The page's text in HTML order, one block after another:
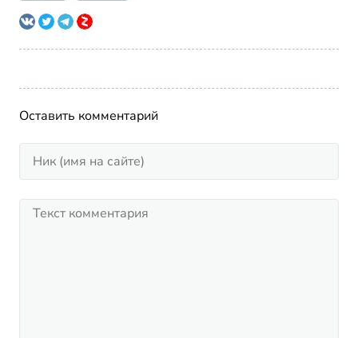
Оставить комментарий